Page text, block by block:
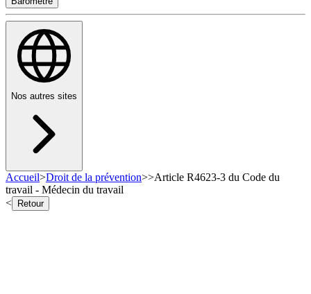
Nos autres sites
Accueil>Droit de la prévention>>Article R4623-3 du Code du
travail - Médecin du travail
<
Retour